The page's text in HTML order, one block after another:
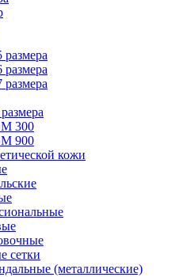
размера
размера
размера
300
900
кожи
сетки
(металлические)